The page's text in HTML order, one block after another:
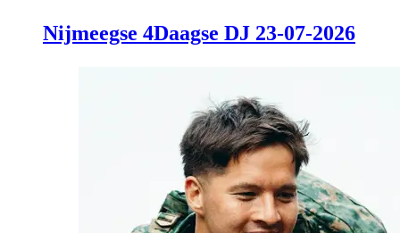
Nijmeegse 4Daagse DJ 23-07-2026